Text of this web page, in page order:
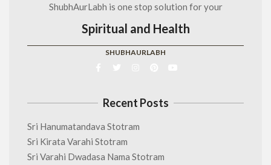
ShubhAurLabh is one stop solution for your
Spiritual and Health
SHUBHAURLABH
Recent Posts
Sri Hanumatandava Stotram
Sri Kirata Varahi Stotram
Sri Varahi Dwadasa Nama Stotram